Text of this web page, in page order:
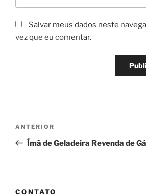
Salvar meus dados neste
vez que eu comentar.
Post
Post
anterior
ANTERIOR
Ímã de Geladeira Revenda de
CONTATO